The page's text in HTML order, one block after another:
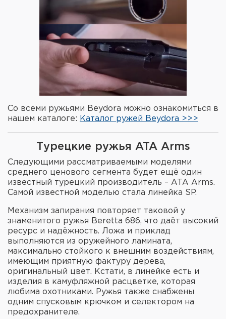
Со всеми ружьями Beydora можно ознакомиться в
нашем каталоге: Каталог ружей Beydora >>>
Турецкие ружья ATA Arms
Следующими рассматриваемыми моделями
среднего ценового сегмента будет ещё один
известный турецкий производитель – ATA Arms.
Самой известной моделью стала линейка SP.
Механизм запирания повторяет таковой у
знаменитого ружья Beretta 686, что даёт высокий
ресурс и надёжность. Ложа и приклад
выполняются из оружейного ламината,
максимально стойкого к внешним воздействиям,
имеющим приятную фактуру дерева,
оригинальный цвет. Кстати, в линейке есть и
изделия в камуфляжной расцветке, которая
любима охотниками. Ружья также снабжены
одним спусковым крючком и селектором на
предохранителе.